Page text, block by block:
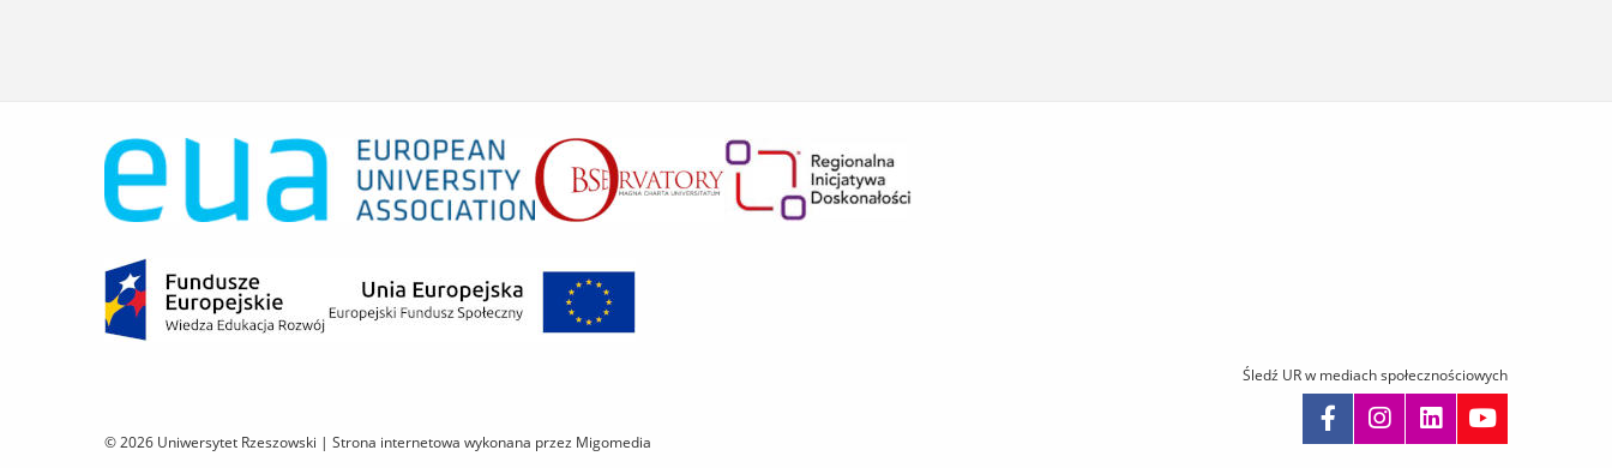
© 2026 Uniwersytet Rzeszowski | Strona internetowa wykonana przez Migomedia
Śledź UR w mediach społecznościowych